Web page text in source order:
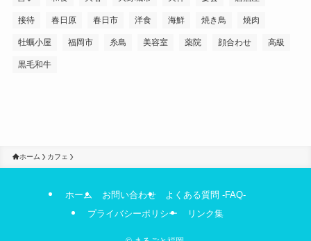
接待 春日原 春日市 洋食 海鮮 焼き鳥 焼肉
牡蠣小屋 福岡市 糸島 美容室 薬院 顔合わせ 高級
黒毛和牛
ホーム カフェ
ホーム お問い合わせ
よくある質問 -FAQ-
プライバシーポリシー
リンク集